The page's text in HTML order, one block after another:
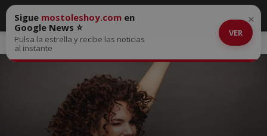
Inicio Comercios y negocios
Sigue mostoleshoy.com en
Google News ⭐
Pulsa la estrella y recibe las noticias
al instante
VER
×